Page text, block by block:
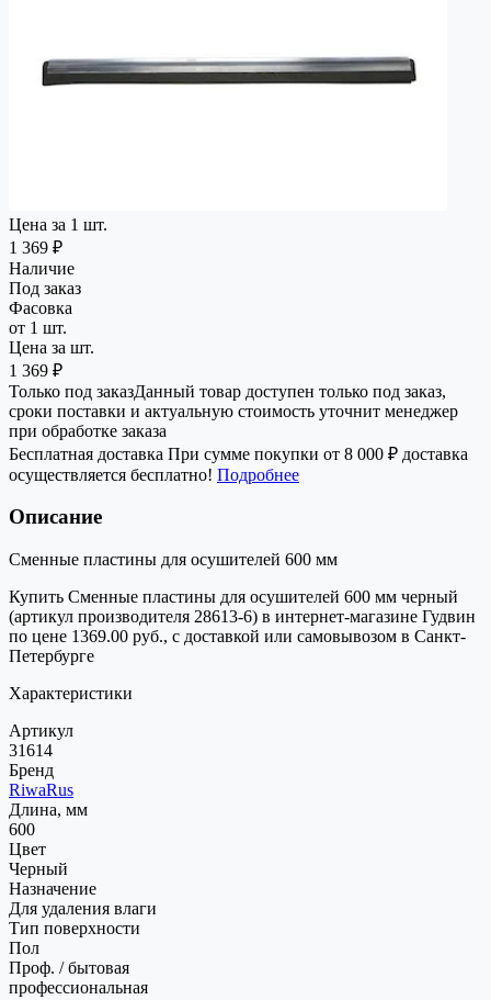
Цена за 1 шт.
1 369 ₽
Наличие
Под заказ
Фасовка
от 1 шт.
Цена за шт.
1 369 ₽
Только под заказДанный товар доступен только под заказ,
сроки поставки и актуальную стоимость уточнит менеджер
при обработке заказа
Бесплатная доставка При сумме покупки от 8 000 ₽ доставка
осуществляется бесплатно! Подробнее
Описание
Сменные пластины для осушителей 600 мм
Купить Сменные пластины для осушителей 600 мм черный
(артикул производителя 28613-6) в интернет-магазине Гудвин
по цене 1369.00 руб., с доставкой или самовывозом в Санкт-
Петербурге
Характеристики
Артикул
31614
Бренд
RiwaRus
Длина, мм
600
Цвет
Черный
Назначение
Для удаления влаги
Тип поверхности
Пол
Проф. / бытовая
профессиональная